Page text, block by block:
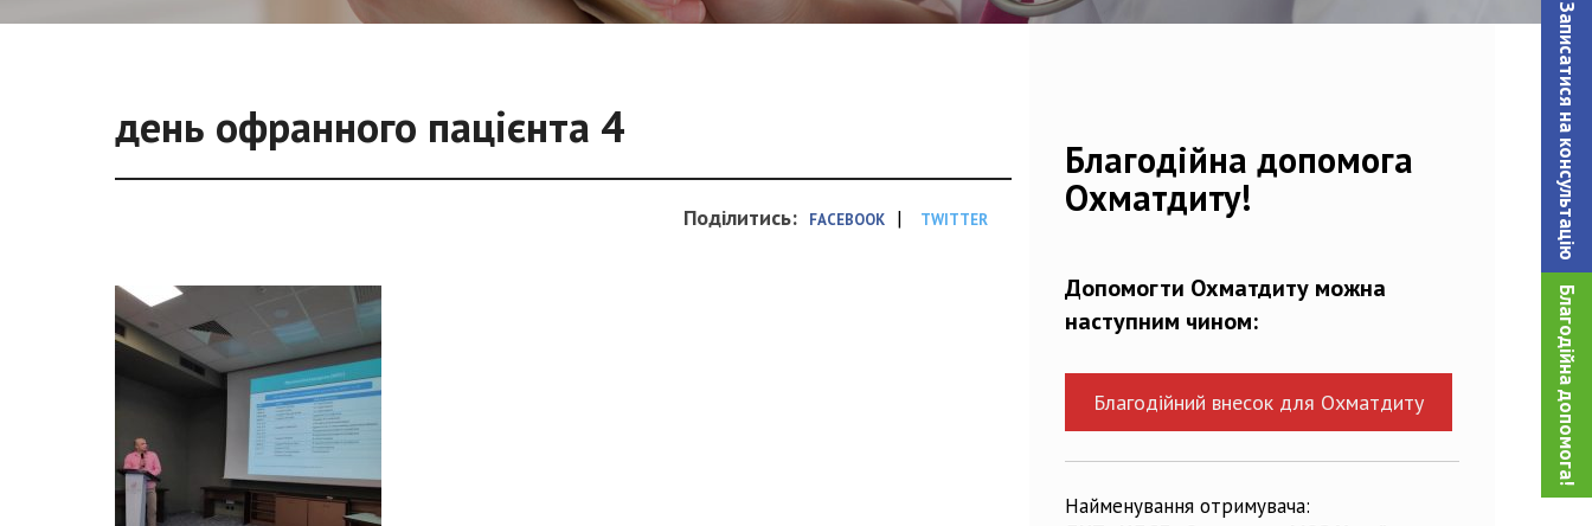
Записатися на консультацiю
Благодійна допомога!
день офранного пацієнта 4
Поділитись: FACEBOOK | TWITTER
Благодійна допомога
Охматдиту!
Допомогти Охматдиту можна
наступним чином:
Благодійний внесок для Охматдиту
Найменування отримувача: